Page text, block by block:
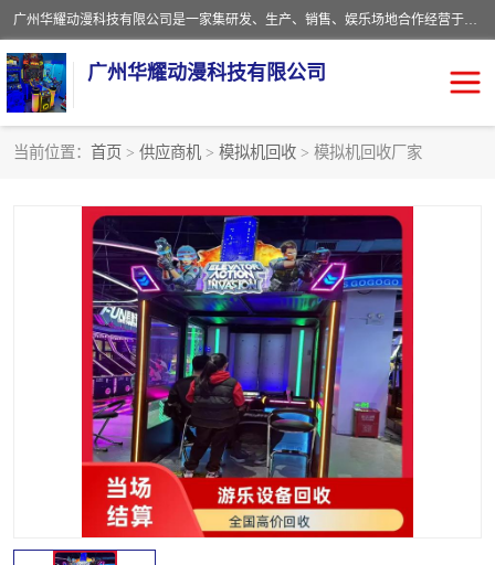
广州华耀动漫科技有限公司是一家集研发、生产、销售、娱乐场地合作经营于一体的动漫游戏公司。本公司拥有一支年轻化集研发生产到售后服务的队伍，及时地为客户提供、赚钱的产品。本公司以雄厚的实力、合理的价格、优良的服务与多家企业建立了长期的合作关系。热诚欢迎各界前来参观、考察、洽谈业务。目前公司经营的产品有：各种捕渔游戏机系列，大型模拟机系列、轮盘机系列、连线机系列、框体机系列、玛莉机系列等。
广州华耀动漫科技有限公司
当前位置： 首页 > 供应商机 > 模拟机回收 > 模拟机回收厂家
赛车回收 电玩城回收
模拟机回收 儿童机回收
游戏厅回收 *机回收